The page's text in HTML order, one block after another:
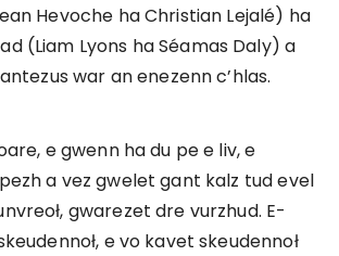
Hevoche ha Christian Lejalé) ha
(Liam Lyons ha Séamas Daly) a
war an enezenn c’hlas.
e gwenn ha du pe e liv, e
a vez gwelet gant kalz tud evel
gwarezet dre vurzhud. E-
e vo kavet skeudennoł